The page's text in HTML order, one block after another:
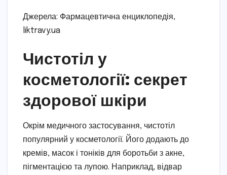
Джерела: Фармацевтична енциклопедія,
liktravy.ua
Чистотіл у
косметології: секрет
здорової шкіри
Окрім медичного застосування, чистотіл
популярний у косметології. Його додають до
кремів, масок і тоніків для боротьби з акне,
пігментацією та лупою. Наприклад, відвар